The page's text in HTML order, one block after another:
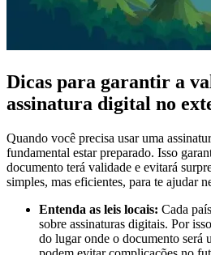
Dicas para garantir a
assinatura digital no
Quando você precisa usar uma
fundamental estar preparado. Isso
documento terá validade e evitará
simples, mas eficientes, para te ajudar
Entenda as leis locais: Cada
sobre assinaturas digitais. Por
do lugar onde o documento será